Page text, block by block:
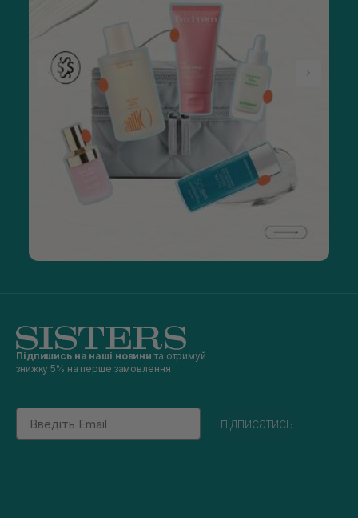
Підпишись на наші новини та отримуй
знижку 5% на перше замовлення
Email
підписатись